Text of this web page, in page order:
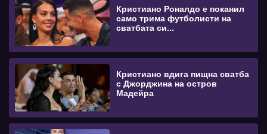
Кристиано Роналдо е поканил
само трима футболисти на
сватбата си...
Кристиано вдига пищна сватба
с Джорджина на остров
Мадейра